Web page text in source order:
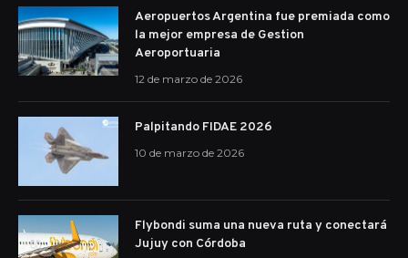
Aeropuertos Argentina fue premiada como
la mejor empresa de Gestion
Aeroportuaria
12 de marzo de 2026
Palpitando FIDAE 2026
10 de marzo de 2026
Flybondi suma una nueva ruta y conectará
Jujuy con Córdoba